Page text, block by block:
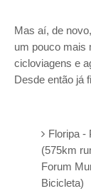
Mas aí, de
um pouco mais
cicloviagens e
Desde então já
Floripa -
(575km
Forum
Bicicleta)